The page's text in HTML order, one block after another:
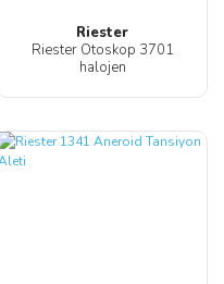
Riester
Riester Otoskop 3701
halojen